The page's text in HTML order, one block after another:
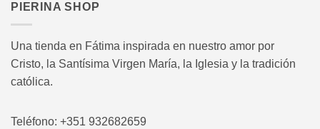
PIERINA SHOP
Una tienda en Fátima inspirada en nuestro amor por
Cristo, la Santísima Virgen María, la Iglesia y la tradición
católica.
Teléfono: +351 932682659